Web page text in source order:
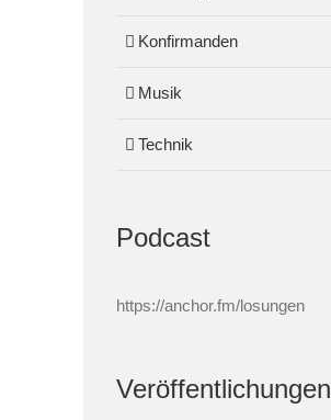
Konfirmanden
Musik
Technik
Podcast
https://anchor.fm/losungen
Veröffentlichungen